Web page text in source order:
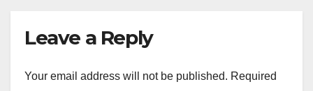
Leave a Reply
Your email address will not be published. Required